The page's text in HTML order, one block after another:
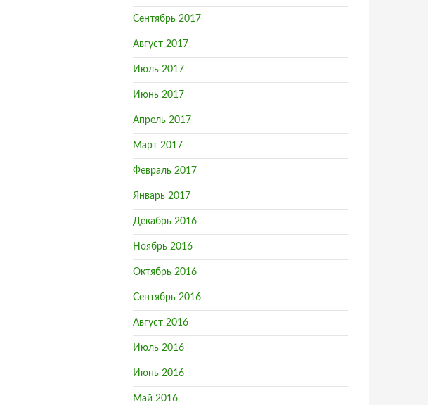
Сентябрь 2017
Август 2017
Июль 2017
Июнь 2017
Апрель 2017
Март 2017
Февраль 2017
Январь 2017
Декабрь 2016
Ноябрь 2016
Октябрь 2016
Сентябрь 2016
Август 2016
Июль 2016
Июнь 2016
Май 2016